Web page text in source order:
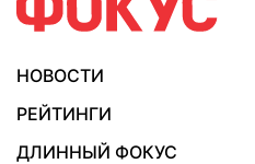
НОВОСТИ
РЕЙТИНГИ
ДЛИННЫЙ ФОКУС